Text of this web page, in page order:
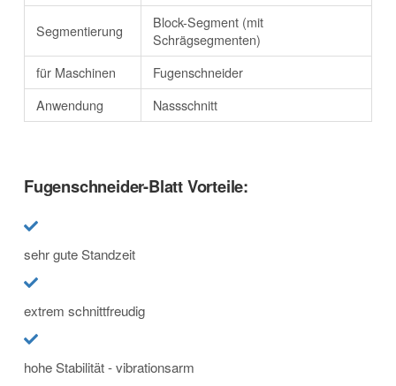
Segmentierung
Block-Segment (mit
Schrägsegmenten)
für Maschinen
Fugenschneider
Anwendung
Nassschnitt
Fugenschneider-Blatt Vorteile:
sehr gute Standzeit
extrem schnittfreudig
hohe Stabilität - vibrationsarm